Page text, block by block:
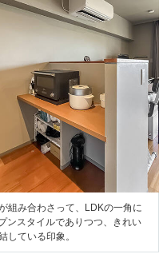
組み合わさって、LDKの一角に
ンスタイルでありつつ、きれい
している印象。